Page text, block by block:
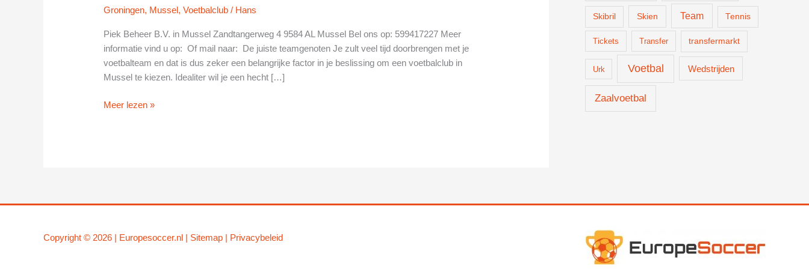
Groningen, Mussel,Voetbalclub / Hans
Piek Beheer B.V. in Mussel Zandtangerweg 4 9584 AL Mussel Bel ons op: 599417227 Meer
informatie vind u op: Of mail naar: De juiste teamgenoten Je zult veel tijd doorbrengen met je
voetbalteam en dat is dus zeker een belangrijke factor in je beslissing om een voetbalclub in
Mussel te kiezen. Idealiter wil je een hecht […]
Piek
Meer lezen »
Skibril Skien Team Tennis
Tickets Transfer transfermarkt
Urk Voetbal Wedstrijden
Zaalvoetbal
Copyright © 2026 | Europesoccer.nl | Sitemap | Privacybeleid